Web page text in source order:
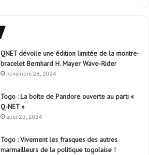
QNET dévoile une édition limitée de la montre-
bracelet Bernhard H. Mayer Wave-Rider
novembre 28, 2024
Togo : La boîte de Pandore ouverte au parti «
Q-NET »
août 23, 2024
Togo : Vivement les frasques des autres
marmailleurs de la politique togolaise !